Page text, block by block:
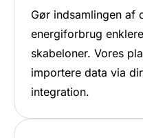
Gør indsamlingen af
energiforbrug
skabeloner. Vores
importere data via
integration.